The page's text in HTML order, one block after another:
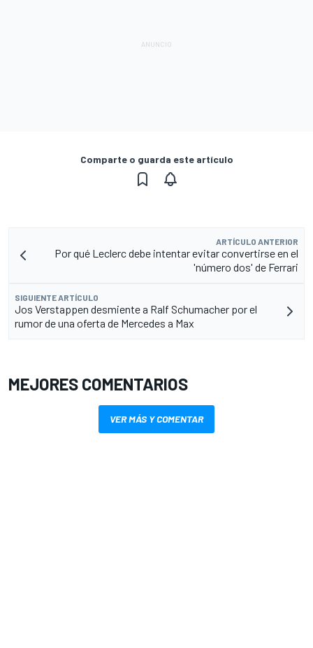
Comparte o guarda este artículo
ARTÍCULO ANTERIOR
Por qué Leclerc debe intentar evitar convertirse en el
'número dos' de Ferrari
SIGUIENTE ARTÍCULO
Jos Verstappen desmiente a Ralf Schumacher por el
rumor de una oferta de Mercedes a Max
MEJORES COMENTARIOS
VER MÁS Y COMENTAR